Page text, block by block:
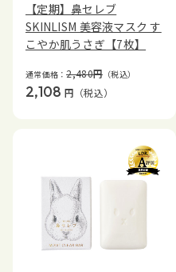
【定期】鼻セレブ
SKINLISM 美容液マスク す
こやか肌うさぎ【7枚】
通常価格：2,480円 （税込）
2,108 円 （税込）